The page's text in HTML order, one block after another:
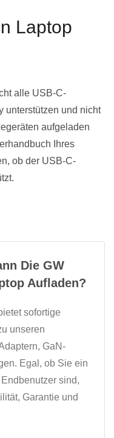
Laptop
alle USB-C-
unterstützen und nicht
aufgeladen
Ihres
ob der USB-C-
Die GW
Aufladen?
sofortige
unseren
GaN-
Egal, ob Sie ein
sind,
Garantie und